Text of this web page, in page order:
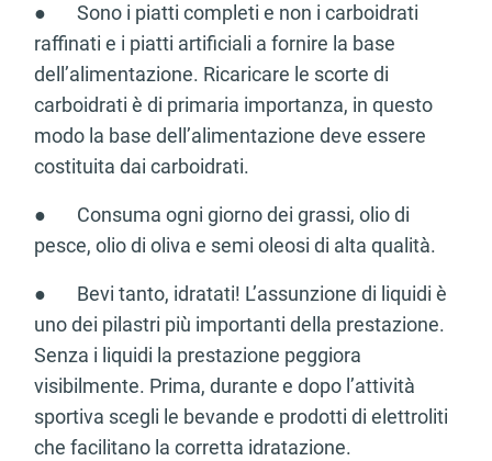
● Sono i piatti completi e non i carboidrati
raffinati e i piatti artificiali a fornire la base
dell’alimentazione. Ricaricare le scorte di
carboidrati è di primaria importanza, in questo
modo la base dell’alimentazione deve essere
costituita dai carboidrati.
● Consuma ogni giorno dei grassi, olio di
pesce, olio di oliva e semi oleosi di alta qualità.
● Bevi tanto, idratati! L’assunzione di liquidi è
uno dei pilastri più importanti della prestazione.
Senza i liquidi la prestazione peggiora
visibilmente. Prima, durante e dopo l’attività
sportiva scegli le bevande e prodotti di elettroliti
che facilitano la corretta idratazione.